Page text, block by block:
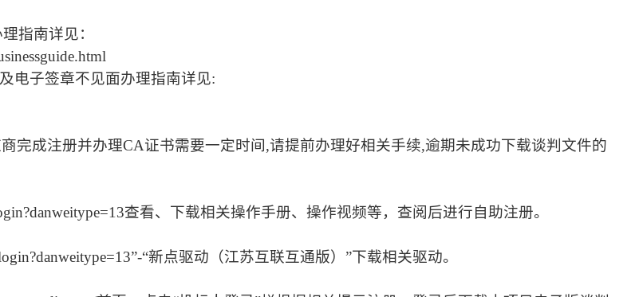
指南详见：
电子签章不见面办理指南详见:
完成注册并办理CA证书需要一定时间,请提前办理好相关手续,逾期未成功下载谈判文件的
查看、下载相关操作手册、操作视频等，查阅后进行自助注册。
“新点驱动（江苏互联互通版）”下载相关驱动。